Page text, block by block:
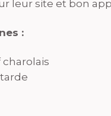
leur site et bon
: